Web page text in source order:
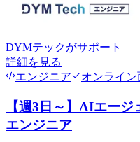
DYMテックがサポート
詳細を見る
エンジニア
オンライン
【週3日～】AIエー
エンジニア